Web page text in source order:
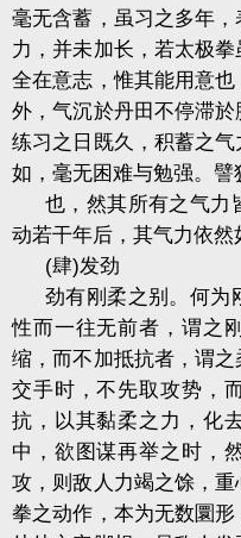
毫无含蓄，虽习之多年
力，并未加长，若太极
全在意志，惟其能用意
外，气沉於丹田不停滞
练习之日既久，积蓄之
如，毫无困难与勉强。
也，然其所有之气力
动若干年后，其气力依然
(肆)发劲
劲有刚柔之别。何为
性而一往无前者，谓之
缩，而不加抵抗者，谓
交手时，不先取攻势，
抗，以其黏柔之力，化
中，欲图谋再举之时，
攻，则敌人力竭之馀，
拳之动作，本为无数圜形